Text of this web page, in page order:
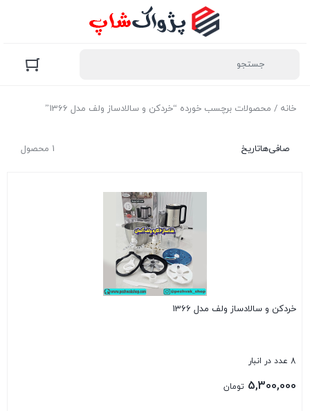
خانه / محصولات برچسب خورده “خردکن و سالادساز ولف مدل 1366”
1 محصول صافی‌هاتاریخ
خردکن و سالادساز ولف مدل 1366
8 عدد در انبار
5,300,000 تومان